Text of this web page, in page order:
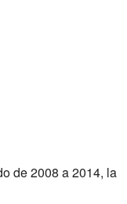
de 2008 a 2014, la